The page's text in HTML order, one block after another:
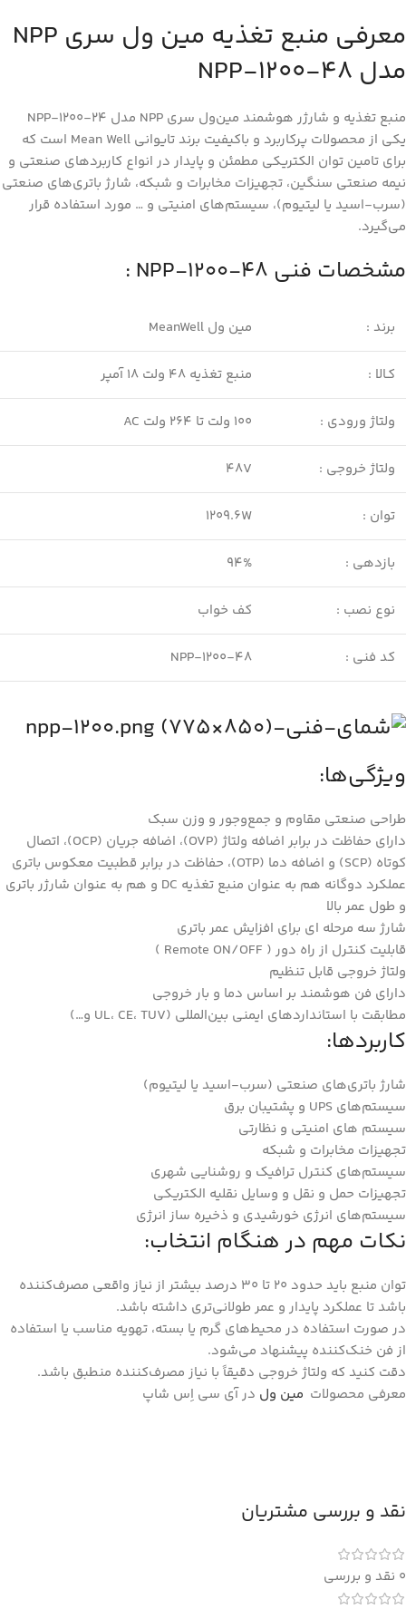
معرفی منبع تغذیه مین ول سری NPP
مدل NPP-1200-48
منبع تغذیه و شارژر هوشمند مین‌ول سری NPP مدل NPP-1200-24
یکی از محصولات پرکاربرد و باکیفیت برند تایوانی Mean Well است که
برای تامین توان الکتریکی مطمئن و پایدار در انواع کاربردهای صنعتی و
نیمه صنعتی سنگین، تجهیزات مخابرات و شبکه، شارژ باتری‌های صنعتی
(سرب-اسید یا لیتیوم)، سیستم‌های امنیتی و … مورد استفاده قرار
می‌گیرد.
مشخصات فنی NPP-1200-48 :
برند : مین ول MeanWell
کـالا : منبع تغذیه 48 ولت 18 آمپر
ولتاژ ورودی : 100 ولت تا 264 ولت AC
ولتاژ خروجی : 48V
توان : 1209.6W
بازدهی : 94%
نوع نصب : کف خواب
کد فنی : NPP-1200-48
ویژگی‌ها:
طراحی صنعتی مقاوم و جمع‌وجور و وزن سبک
دارای حفاظت در برابر اضافه ولتاژ (OVP)، اضافه جریان (OCP)، اتصال
کوتاه (SCP) و اضافه دما (OTP)، حفاظت در برابر قطبیت معکوس باتری
عملکرد دوگانه هم به عنوان منبع تغذیه DC و هم به عنوان شارژر باتری
و طول عمر بالا
شارژ سه مرحله ای برای افزایش عمر باتری
قابلیت کنترل از راه دور ( Remote ON/OFF )
ولتاژ خروجی قابل تنظیم
دارای فن هوشمند بر اساس دما و بار خروجی
مطابقت با استانداردهای ایمنی بین‌المللی (UL، CE، TUV و…)
کاربردها:
شارژ باتری‌های صنعتی (سرب-اسید یا لیتیوم)
سیستم‌های UPS و پشتیبان برق
سیستم های امنیتی و نظارتی
تجهیزات مخابرات و شبکه
سیستم‌های کنترل ترافیک و روشنایی شهری
تجهیزات حمل و نقل و وسایل نقلیه الکتریکی
سیستم‌های انرژی خورشیدی و ذخیره ساز انرژی
نکات مهم در هنگام انتخاب:
توان منبع باید حدود 20 تا 30 درصد بیشتر از نیاز واقعی مصرف‌کننده
باشد تا عملکرد پایدار و عمر طولانی‌تری داشته باشد.
در صورت استفاده در محیط‌های گرم یا بسته، تهویه مناسب یا استفاده
از فن خنک‌کننده پیشنهاد می‌شود.
دقت کنید که ولتاژ خروجی دقیقاً با نیاز مصرف‌کننده منطبق باشد.
معرفی محصولات مین ول در آی سی اِس شاپ
نقد و بررسی مشتریان
0 نقد و بررسی